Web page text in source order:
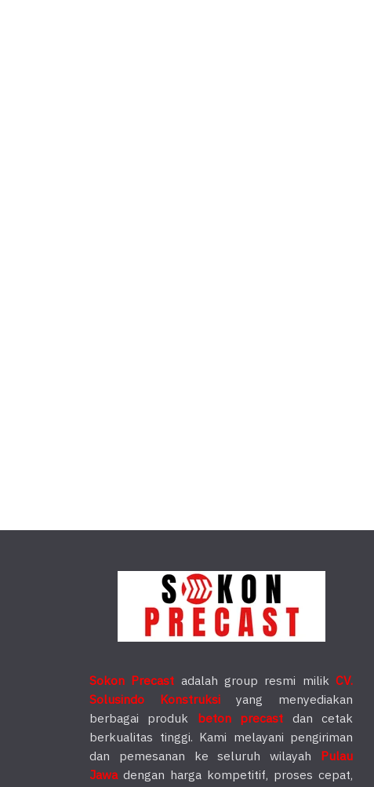
Sokon Precast adalah group resmi milikCV.
Solusindo Konstruksi yang menyediakan
berbagai produk beton precast dan cetak
berkualitas tinggi. Kami melayani pengiriman
dan pemesanan ke seluruh wilayah Pulau
Jawadengan harga kompetitif, proses cepat,